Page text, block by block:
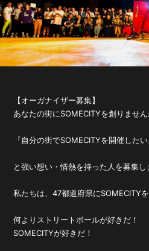
【オーガナイザー募集】
あなたの街にSOMECITYを創りません
『自分の街でSOMECITYを開催したい
と強い想い・情熱を持った人を募集し
私たちは、47都道府県にSOMECITY
何よりストリートボールが好きだ！
SOMECITYが好きだ！